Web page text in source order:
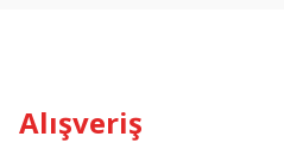
Alışveriş